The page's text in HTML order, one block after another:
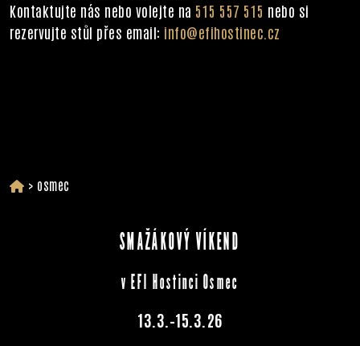
Kontaktujte nás nebo volejte na 515 557 515 nebo si
rezervujte stůl přes email: info@efihostinec.cz
> osmec
SMAŽÁKOVÝ VÍKEND
v EFI Hostinci Osmec
13.3.–15.3.26